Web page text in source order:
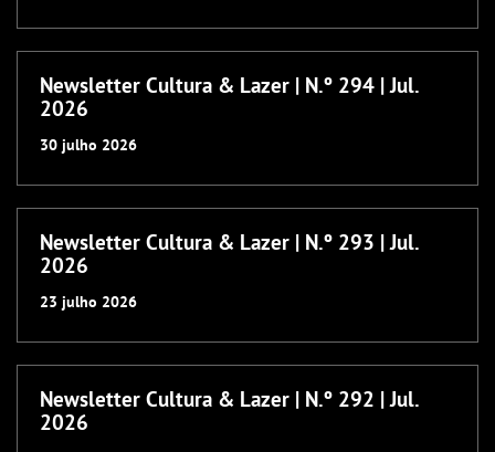
Newsletter Cultura & Lazer | N.º 294 | Jul.
2026
30 julho 2026
Newsletter Cultura & Lazer | N.º 293 | Jul.
2026
23 julho 2026
Newsletter Cultura & Lazer | N.º 292 | Jul.
2026